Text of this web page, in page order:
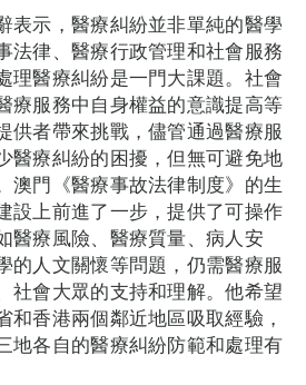
表示，醫療糾紛並非單純的醫學
法律、醫療行政管理和社會服務
理醫療糾紛是一門大課題。社會
療服務中自身權益的意識提高等
供者帶來挑戰，儘管通過醫療服
醫療糾紛的困擾，但無可避免地
澳門《醫療事故法律制度》的生
設上前進了一步，提供了可操作
醫療風險、醫療質量、病人安
的人文關懷等問題，仍需醫療服
社會大眾的支持和理解。他希望
和香港兩個鄰近地區吸取經驗，
地各自的醫療糾紛防範和處理有